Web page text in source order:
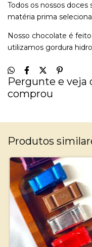
Todos os nossos
matéria prima
Nosso chocolate é
utilizamos gordura
Pergunte e veja
comprou
Produtos